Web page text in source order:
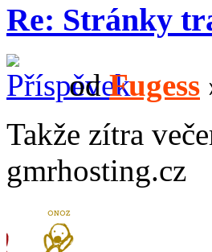
Re: Stránky
odFugess
Takže zítra
gmrhosting.cz